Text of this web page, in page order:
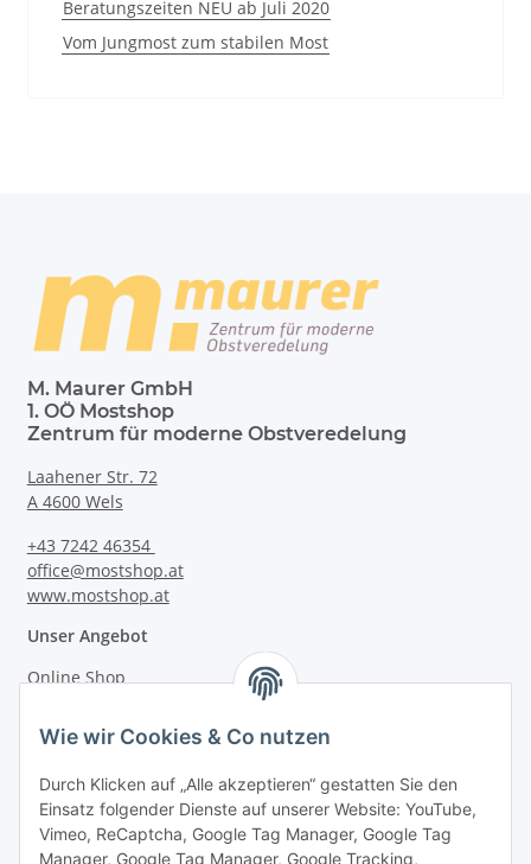
Beratungszeiten NEU ab Juli 2020
Vom Jungmost zum stabilen Most
M. Maurer GmbH
1. OÖ Mostshop
Zentrum für moderne Obstveredelung
Laahener Str. 72
A 4600 Wels
+43 7242 46354
office@mostshop.at
www.mostshop.at
Unser Angebot
Online Shop
Wie wir Cookies & Co nutzen
Durch Klicken auf „Alle akzeptieren“ gestatten Sie den
Einsatz folgender Dienste auf unserer Website: YouTube,
Vimeo, ReCaptcha, Google Tag Manager, Google Tag
Manager, Google Tag Manager, Google Tracking,